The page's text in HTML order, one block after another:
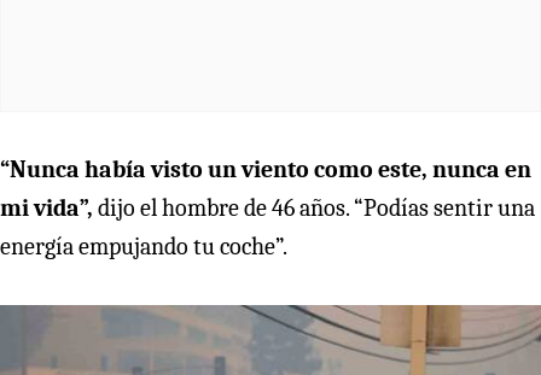
“Nunca había visto un viento como este, nunca en
mi vida”, dijo el hombre de 46 años. “Podías sentir una
energía empujando tu coche”.